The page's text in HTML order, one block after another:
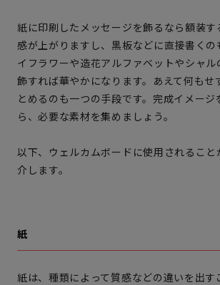
紙に印刷したメッセージを飾るなら額装
感が上がりますし、黒板などに直接書くの
イフラワーや造花アルファベットやシャ
飾すれば華やかになります。あえて何もせ
とめるのも一つの手段です。完成イメー
ら、必要な素材を集めましょう。
以下、ウェルカムボードに使用されること
介します。
紙
紙は、種類によって質感などの違いを出す